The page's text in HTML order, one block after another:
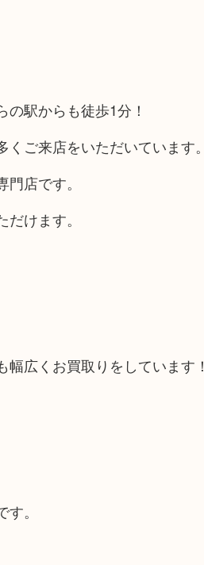
駅からも徒歩1分！
ご来店をいただいています。
店です。
けます。
広くお買取りをしています！
。